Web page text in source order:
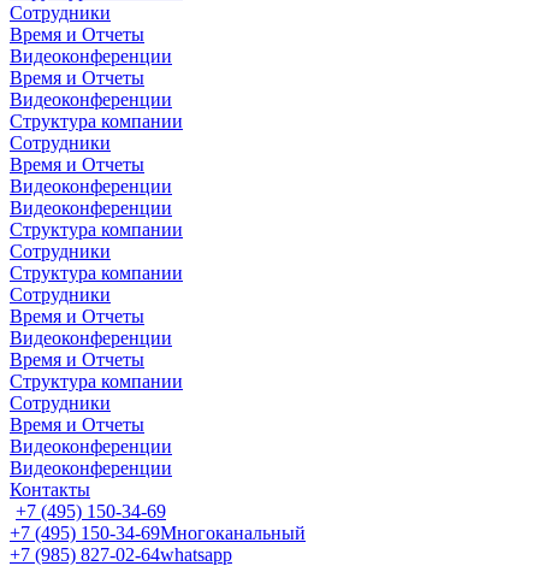
Сотрудники
Время и Отчеты
Видеоконференции
Время и Отчеты
Видеоконференции
Структура компании
Сотрудники
Время и Отчеты
Видеоконференции
Видеоконференции
Структура компании
Сотрудники
Структура компании
Сотрудники
Время и Отчеты
Видеоконференции
Время и Отчеты
Структура компании
Сотрудники
Время и Отчеты
Видеоконференции
Видеоконференции
Контакты
+7 (495) 150-34-69
+7 (495) 150-34-69Многоканальный
+7 (985) 827-02-64whatsapp